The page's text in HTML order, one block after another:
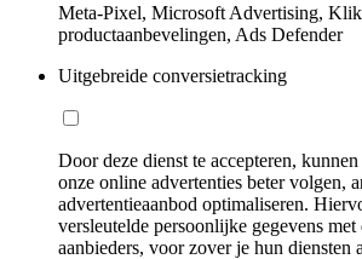
Meta-Pixel, Microsoft Advertising,
productaanbevelingen, Ads Defender
Uitgebreide conversietracking
Door deze dienst te accepteren,
onze online advertenties beter volgen,
advertentieaanbod optimaliseren.
versleutelde persoonlijke gegevens
aanbieders, voor zover je hun diensten